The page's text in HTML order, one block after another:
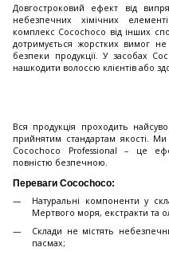
Довгостроковий ефект від
небезпечних хімічних
комплекс Cocochoco від інших
дотримується жорстких вимог не
безпеки продукції. У засобах
нашкодити волоссю клієнтів або
Вся продукція проходить
прийнятим стандартам якості.
Cocochoco Professional – це
повністю безпечною.
Переваги Cocochoco:
Натуральні компоненти у
Мертвого моря, екстракти та
Склади не містять
пасмах;